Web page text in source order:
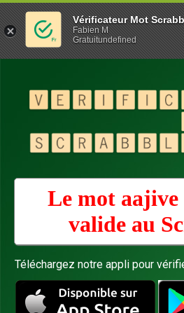
Le mot aajive
valide au
Téléchargez notre appli pour
Vérificateur Mot
Fabien M
Gratuitundefined